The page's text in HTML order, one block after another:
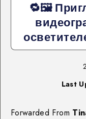
🔁🖼
Last
Forwarded From